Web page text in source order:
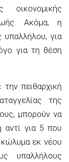
οικονομικής
Ακόμα, η
για
για τη θέση
πειθαρχική
της
μπορούν να
αντί για 5 που
κώλυμα εκ νέου
υπαλλήλους